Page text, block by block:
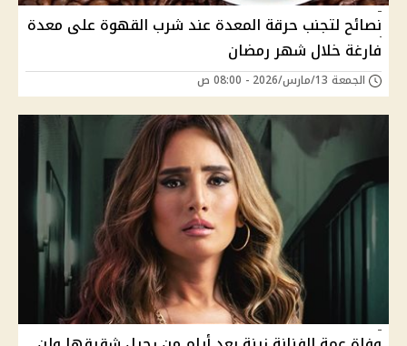
نصائح لتجنب حرقة المعدة عند شرب القهوة على معدة
فارغة خلال شهر رمضان
الجمعة 13/مارس/2026 - 08:00 ص